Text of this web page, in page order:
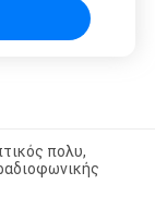
πολυ,